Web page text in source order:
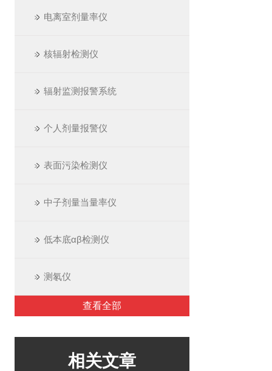
电离室剂量率仪
核辐射检测仪
辐射监测报警系统
个人剂量报警仪
表面污染检测仪
中子剂量当量率仪
低本底αβ检测仪
测氡仪
查看全部
相关文章